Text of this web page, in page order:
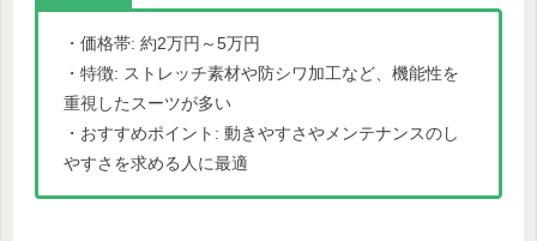
・価格帯: 約2万円～5万円
・特徴: ストレッチ素材や防シワ加工など、機能性を
重視したスーツが多い
・おすすめポイント: 動きやすさやメンテナンスのし
やすさを求める人に最適